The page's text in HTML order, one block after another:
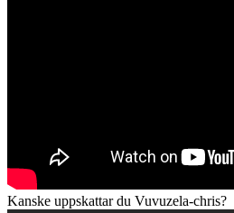
Kanske uppskattar du Vuvuzela-chris?